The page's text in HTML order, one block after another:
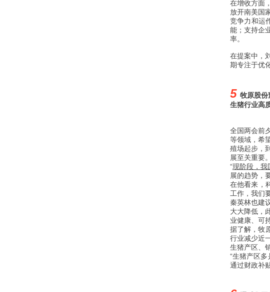
在增收方面
放开南美国
竞争力和运
能；支持企
率。
在提案中，
期专注于优
5 牧原股份
生猪行业高
全国两会前
等领域，希
殖场起步，
展至关重要。
“现阶段，我
展的趋势，
在他看来，
工作，我们
秦英林也建
大大降低，
业健康、可
据了解，牧
行业减少近
生猪产区、
“生猪产区
通过财政补